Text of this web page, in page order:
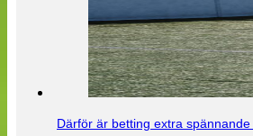
Därför är betting extra